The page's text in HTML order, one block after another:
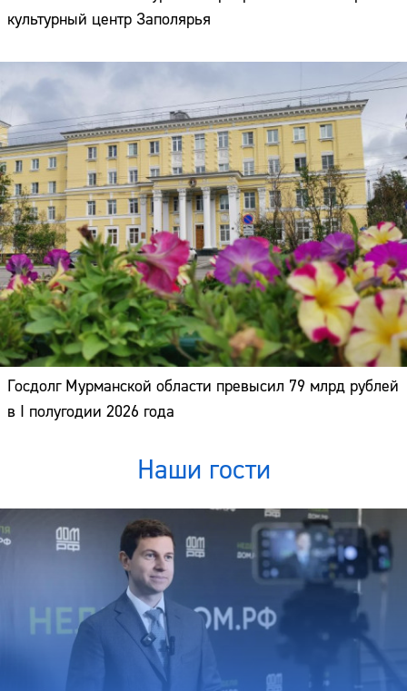
культурный центр Заполярья
Госдолг Мурманской области превысил 79 млрд рублей
в I полугодии 2026 года
Наши гости